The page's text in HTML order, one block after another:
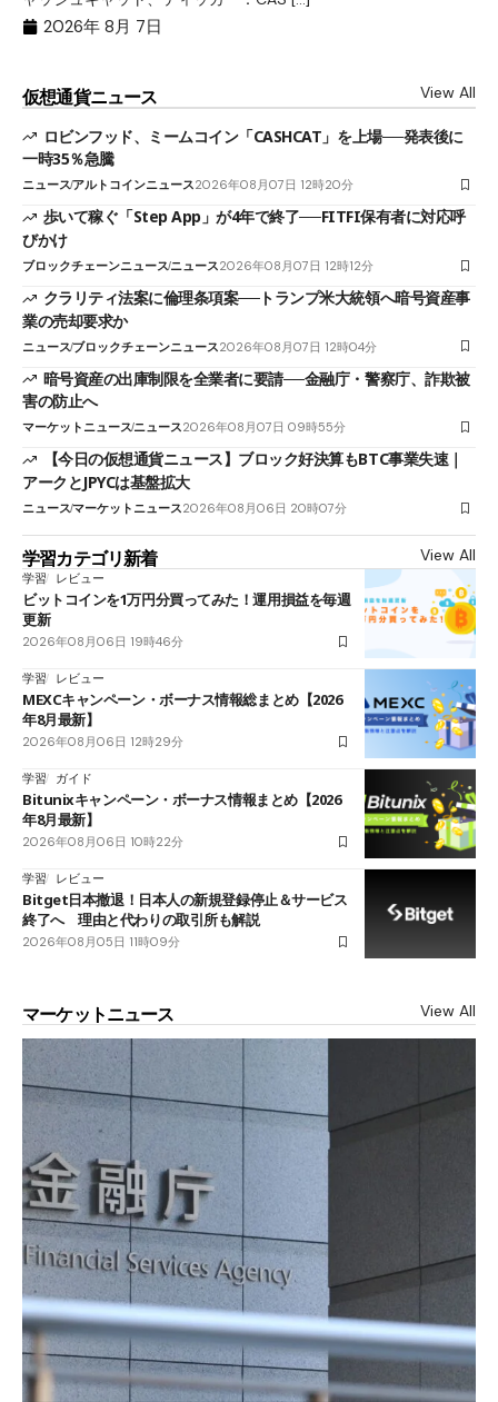
2026年 8月 7日
仮想通貨ニュース View All
ロビンフッド、ミームコイン「CASHCAT」を上場──発表後に
一時35％急騰
ニュースアルトコインニュース2026年08月07日 12時20分
歩いて稼ぐ「Step App」が4年で終了──FITFI保有者に対応呼
びかけ
ブロックチェーンニュースニュース2026年08月07日 12時12分
クラリティ法案に倫理条項案──トランプ米大統領へ暗号資産事
業の売却要求か
ニュースブロックチェーンニュース2026年08月07日 12時04分
暗号資産の出庫制限を全業者に要請──金融庁・警察庁、詐欺被
害の防止へ
マーケットニュースニュース2026年08月07日 09時55分
【今日の仮想通貨ニュース】ブロック好決算もBTC事業失速｜
アークとJPYCは基盤拡大
ニュースマーケットニュース2026年08月06日 20時07分
学習カテゴリ新着 View All
学習 レビュー
ビットコインを1万円分買ってみた！運用損益を毎週
更新
2026年08月06日 19時46分
学習 レビュー
MEXCキャンペーン・ボーナス情報総まとめ【2026
年8月最新】
2026年08月06日 12時29分
学習 ガイド
Bitunixキャンペーン・ボーナス情報まとめ【2026
年8月最新】
2026年08月06日 10時22分
学習 レビュー
Bitget日本撤退！日本人の新規登録停止＆サービス
終了へ 理由と代わりの取引所も解説
2026年08月05日 11時09分
マーケットニュース View All